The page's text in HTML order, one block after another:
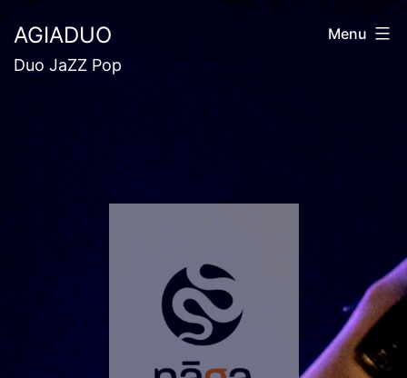
AGIADUO
Duo JaZZ Pop
Menu